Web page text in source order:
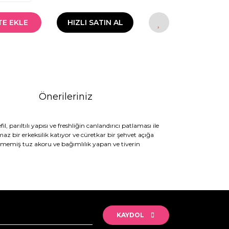
EKLE HIZLI SATIN AL
Önerileriniz
yapısı ve freshliğin canlandırıcı patlaması ile
bir erkeksilik katıyor ve cüretkar bir şehvet açığa
tuz akoru ve bağımlılık yapan ve tiverin
KAYDOL